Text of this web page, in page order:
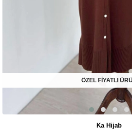
Ka Hijab
ÖZEL FİYATLI